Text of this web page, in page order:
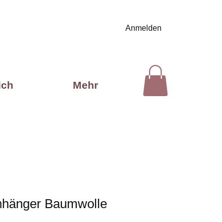
Mehr
Anmelden
Baumwolle